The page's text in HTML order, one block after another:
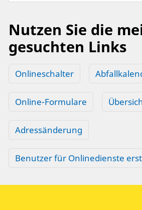
Nutzen Sie die
gesuchten Links
Onlineschalter
Online-Formulare
Adressänderung
Benutzer für Onlinedienste